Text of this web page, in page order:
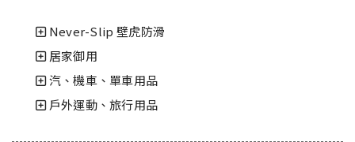
Never-Slip 壁虎防滑
居家御用
汽、機車、單車用品
戶外運動、旅行用品